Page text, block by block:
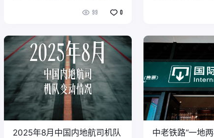
99 0
2025年8月中国内地航司机队
中老铁路“一地